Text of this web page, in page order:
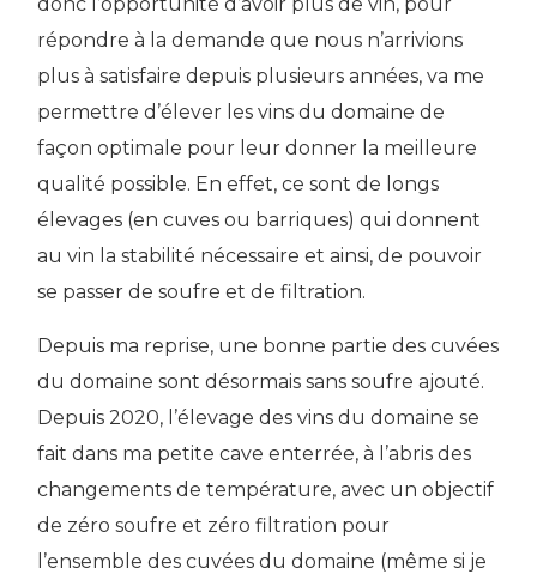
répondre à la demande que nous n’arrivions
plus à satisfaire depuis plusieurs années, va me
permettre d’élever les vins du domaine de
façon optimale pour leur donner la meilleure
qualité possible. En effet, ce sont de longs
élevages (en cuves ou barriques) qui donnent
au vin la stabilité nécessaire et ainsi, de pouvoir
se passer de soufre et de filtration.
Depuis ma reprise, une bonne partie des cuvées
du domaine sont désormais sans soufre ajouté.
Depuis 2020, l’élevage des vins du domaine se
fait dans ma petite cave enterrée, à l’abris des
changements de température, avec un objectif
de zéro soufre et zéro filtration pour
l’ensemble des cuvées du domaine (même si je